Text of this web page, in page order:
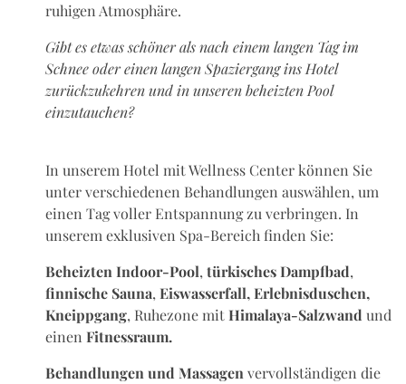
ruhigen Atmosphäre.
Gibt es etwas schöner als nach einem langen Tag im
Schnee oder einen langen Spaziergang ins Hotel
zurückzukehren und in unseren beheizten Pool
einzutauchen?
In unserem Hotel mit Wellness Center können Sie
unter verschiedenen Behandlungen auswählen, um
einen Tag voller Entspannung zu verbringen. In
unserem exklusiven Spa-Bereich finden Sie:
Beheizten Indoor-Pool,türkisches Dampfbad,
finnische Sauna,Eiswasserfall, Erlebnisduschen,
Kneippgang, Ruhezone mitHimalaya-Salzwand und
einenFitnessraum.
Behandlungen und Massagen vervollständigen die